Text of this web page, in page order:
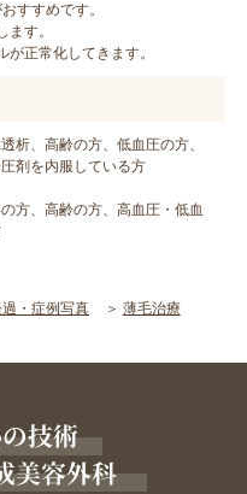
すすめです。
す。
正常化してきます。
析、高齢の方、低血圧の方、
剤を内服している方
方、高齢の方、高血圧・低血
・症例写真
薄毛治療
技術
美容外科